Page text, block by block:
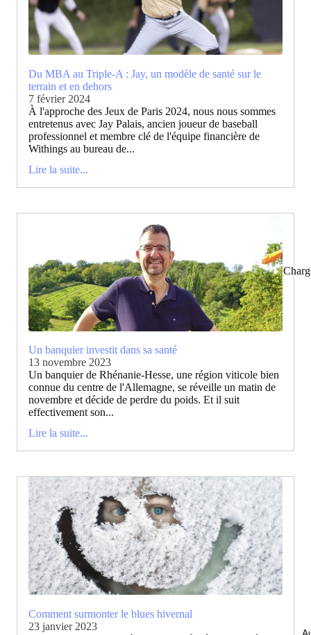
Du MBA au Triple-A : Jay, un modèle de santé sur le
terrain et en dehors
7 février 2024
À l'approche des Jeux de Paris 2024, nous nous sommes
entretenus avec Jay Palais, ancien joueur de baseball
professionnel et membre clé de l'équipe financière de
Withings au bureau de...
Lire la suite...
Un banquier investit dans sa santé
13 novembre 2023
Un banquier de Rhénanie-Hesse, une région viticole bien
connue du centre de l'Allemagne, se réveille un matin de
novembre et décide de perdre du poids. Et il suit
effectivement son...
Lire la suite...
Comment surmonter le blues hivernal
23 janvier 2023